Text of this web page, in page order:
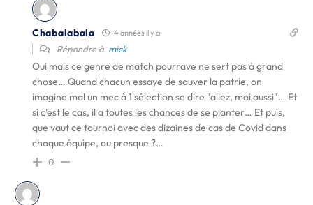
Chabalabala 4 années il y a
Répondre à mick
Oui mais ce genre de match pourrave ne sert pas à grand
chose… Quand chacun essaye de sauver la patrie, on
imagine mal un mec à 1 sélection se dire "allez, moi aussi"… Et
si c'est le cas, il a toutes les chances de se planter… Et puis,
que vaut ce tournoi avec des dizaines de cas de Covid dans
chaque équipe, ou presque ?…
0